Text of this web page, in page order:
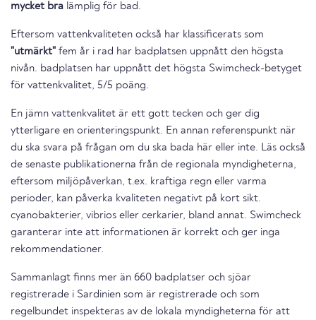
mycket bra lämplig för bad.
Eftersom vattenkvaliteten också har klassificerats som
"utmärkt" fem år i rad har badplatsen uppnått den högsta
nivån. badplatsen har uppnått det högsta Swimcheck-betyget
för vattenkvalitet, 5/5 poäng.
En jämn vattenkvalitet är ett gott tecken och ger dig
ytterligare en orienteringspunkt. En annan referenspunkt när
du ska svara på frågan om du ska bada här eller inte. Läs också
de senaste publikationerna från de regionala myndigheterna,
eftersom miljöpåverkan, t.ex. kraftiga regn eller varma
perioder, kan påverka kvaliteten negativt på kort sikt.
cyanobakterier, vibrios eller cerkarier, bland annat. Swimcheck
garanterar inte att informationen är korrekt och ger inga
rekommendationer.
Sammanlagt finns mer än 660 badplatser och sjöar
registrerade i Sardinien som är registrerade och som
regelbundet inspekteras av de lokala myndigheterna för att